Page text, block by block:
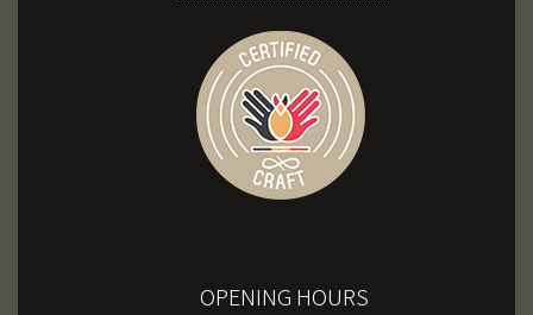
OPENING HOURS